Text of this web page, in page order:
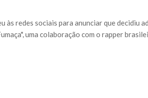
às redes sociais para anunciar que decidiu
uma colaboração com o rapper